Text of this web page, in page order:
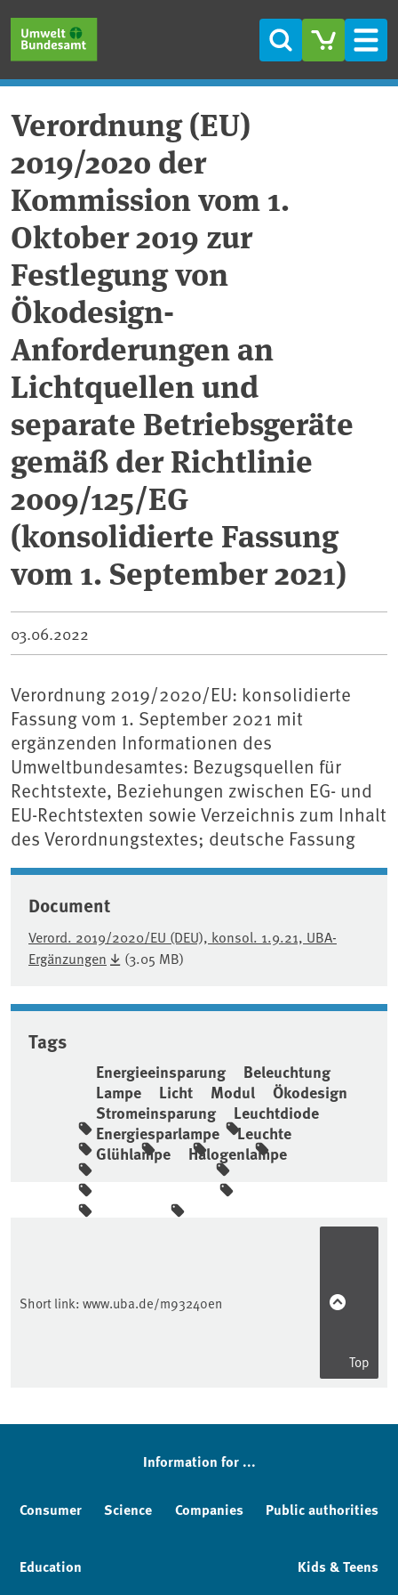
Search
Verordnung (EU)
2019/2020 der
Kommission vom 1.
Oktober 2019 zur
Festlegung von
Ökodesign-
Anforderungen an
Lichtquellen und
separate Betriebsgeräte
gemäß der Richtlinie
2009/125/EG
(konsolidierte Fassung
vom 1. September 2021)
03.06.2022
Verordnung 2019/2020/EU: konsolidierte
Fassung vom 1. September 2021 mit
ergänzenden Informationen des
Umweltbundesamtes: Bezugsquellen für
Rechtstexte, Beziehungen zwischen EG- und
EU-Rechtstexten sowie Verzeichnis zum Inhalt
des Verordnungstextes; deutsche Fassung
Document
Verord. 2019/2020/EU (DEU), konsol. 1.9.21, UBA-
Ergänzungen
(3.05 MB)
Tags
Energieeinsparung
Beleuchtung
Lampe
Licht Modul
Ökodesign
Stromeinsparung
Leuchtdiode
Energiesparlampe
Leuchte
Glühlampe
Halogenlampe
Short link: www.uba.de/m93240en
Top
Information for ...
Consumer Science Companies Public authorities
Education Kids & Teens